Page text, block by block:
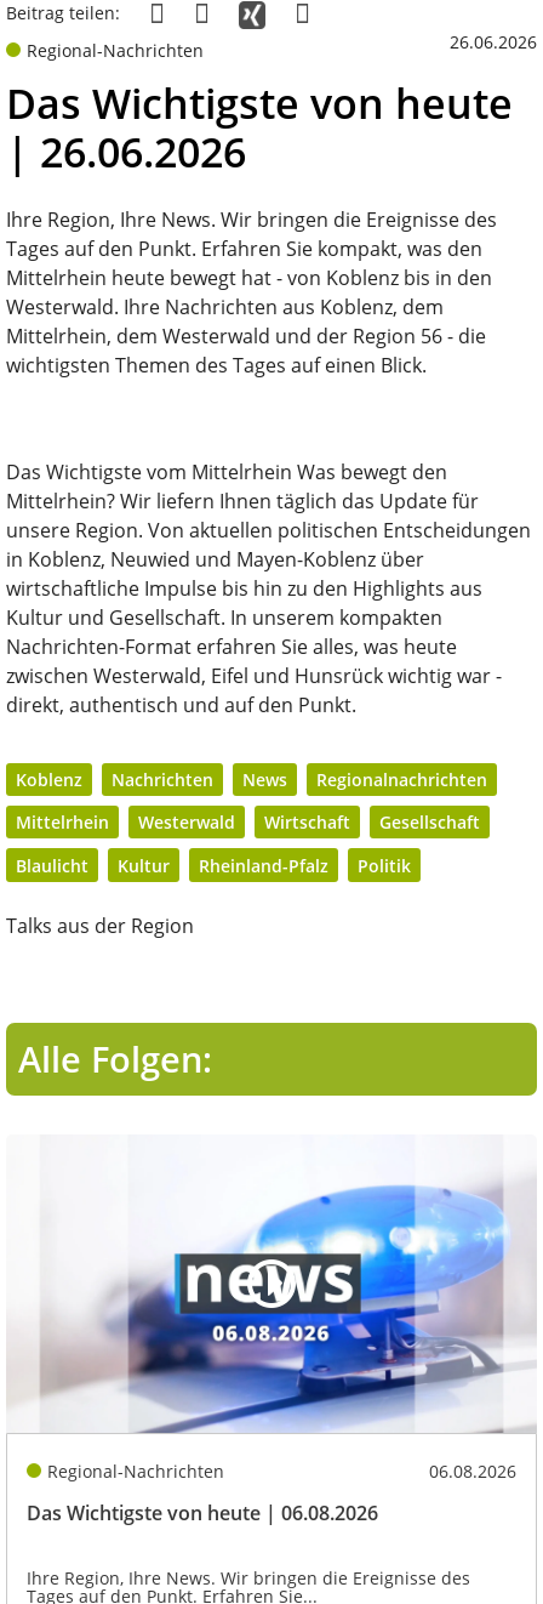
Beitrag teilen:
Regional-Nachrichten
26.06.2026
Das Wichtigste von heute
| 26.06.2026
Ihre Region, Ihre News. Wir bringen die Ereignisse des
Tages auf den Punkt. Erfahren Sie kompakt, was den
Mittelrhein heute bewegt hat - von Koblenz bis in den
Westerwald. Ihre Nachrichten aus Koblenz, dem
Mittelrhein, dem Westerwald und der Region 56 - die
wichtigsten Themen des Tages auf einen Blick.
Das Wichtigste vom Mittelrhein Was bewegt den
Mittelrhein? Wir liefern Ihnen täglich das Update für
unsere Region. Von aktuellen politischen Entscheidungen
in Koblenz, Neuwied und Mayen-Koblenz über
wirtschaftliche Impulse bis hin zu den Highlights aus
Kultur und Gesellschaft. In unserem kompakten
Nachrichten-Format erfahren Sie alles, was heute
zwischen Westerwald, Eifel und Hunsrück wichtig war -
direkt, authentisch und auf den Punkt.
Koblenz Nachrichten News
Regionalnachrichten
Mittelrhein
Westerwald Wirtschaft
Gesellschaft
Blaulicht
Kultur Rheinland-Pfalz Politik
Talks aus der Region
Alle Folgen:
Regional-Nachrichten 06.08.2026
Das Wichtigste von heute | 06.08.2026
Ihre Region, Ihre News. Wir bringen die Ereignisse des
Tages auf den Punkt. Erfahren Sie...